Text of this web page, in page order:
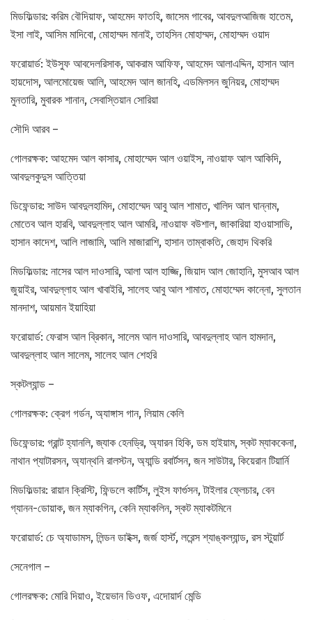
মিডফিল্ডার: করিম বৌদিয়াফ, আহমেদ ফাতহি, জাসেম গাবের, আবদুলআজিজ হাতেম,
ইসা লাই, আসিম মাদিবো, মোহাম্মদ মানাই, তাহসিন মোহাম্মদ, মোহাম্মদ ওয়াদ
ফরোয়ার্ড: ইউসুফ আবদেলরিসাক, আকরাম আফিফ, আহমেদ আলাএদ্দিন, হাসান আল
হায়দোস, আলমোয়েজ আলি, আহমেদ আল জানহি, এডমিলসন জুনিয়র, মোহাম্মদ
মুনতারি, মুবারক শানান, সেবাস্তিয়ান সোরিয়া
সৌদি আরব –
গোলরক্ষক: আহমেদ আল কাসার, মোহাম্মেদ আল ওয়াইস, নাওয়াফ আল আকিদি,
আবদুলকুদুস আত্তিয়া
ডিফেন্ডার: সাউদ আবদুলহামিদ, মোহাম্মেদ আবু আল শামাত, খালিদ আল ঘান্নাম,
মোতেব আল হারবি, আবদুল্লাহ আল আমরি, নাওয়াফ বউশাল, জাকারিয়া হাওয়াসাভি,
হাসান কাদেশ, আলি লাজামি, আলি মাজারাশি, হাসান তাম্বাকতি, জেহাদ থিকরি
মিডফিল্ডার: নাসের আল দাওসারি, আলা আল হাজ্জি, জিয়াদ আল জোহানি, মুসআব আল
জুয়াইর, আবদুল্লাহ আল খাবাইরি, সালেহ আবু আল শামাত, মোহাম্মেদ কান্নো, সুলতান
মানদাশ, আয়মান ইয়াহিয়া
ফরোয়ার্ড: ফেরাস আল ব্রিকান, সালেম আল দাওসারি, আবদুল্লাহ আল হামদান,
আবদুল্লাহ আল সালেম, সালেহ আল শেহরি
স্কটল্যান্ড –
গোলরক্ষক: ক্রেগ গর্ডন, অ্যাঙ্গাস গান, লিয়াম কেলি
ডিফেন্ডার: গ্রান্ট হ্যানলি, জ্যাক হেনড্রি, অ্যারন হিকি, ডম হাইয়াম, স্কট ম্যাককেনা,
নাথান প্যাটারসন, অ্যান্থনি রালস্টন, অ্যান্ডি রবার্টসন, জন সাউটার, কিয়েরান টিয়ার্নি
মিডফিল্ডার: রায়ান ক্রিস্টি, ফিন্ডলে কার্টিস, লুইস ফার্গুসন, টাইলার ফ্লেচার, বেন
গ্যানন-ডোয়াক, জন ম্যাকগিন, কেনি ম্যাকলিন, স্কট ম্যাকটমিনে
ফরোয়ার্ড: চে অ্যাডামস, লিন্ডন ডাইক্স, জর্জ হার্স্ট, লরেন্স শ্যাঙ্কল্যান্ড, রস স্টুয়ার্ট
সেনেগাল –
গোলরক্ষক: মোরি দিয়াও, ইয়েভান ডিওফ, এদোয়ার্দ মেন্ডি